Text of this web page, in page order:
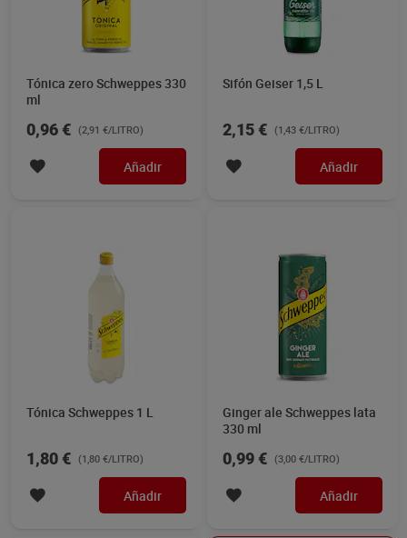
Tónica zero Schweppes 330
ml
0,96 € (2,91 €/LITRO)
Añadir
Sifón Geiser 1,5 L
2,15 € (1,43 €/LITRO)
Añadir
Tónica Schweppes 1 L
1,80 € (1,80 €/LITRO)
Añadir
Ginger ale Schweppes lata
330 ml
0,99 € (3,00 €/LITRO)
Añadir